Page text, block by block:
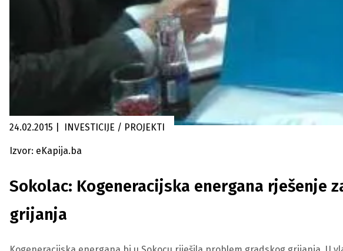
24.02.2015 INVESTICIJE / PROJEKTI
Izvor: eKapija.ba
Sokolac: Kogeneracijska energana rješenje
grijanja